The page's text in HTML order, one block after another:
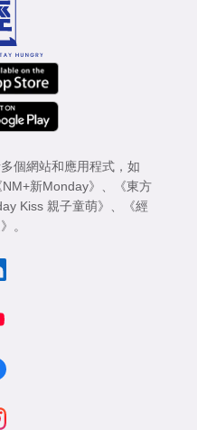
個網站和應用程式，如
NM+新Monday》
《東方
Kiss 親子童萌》
《經
。